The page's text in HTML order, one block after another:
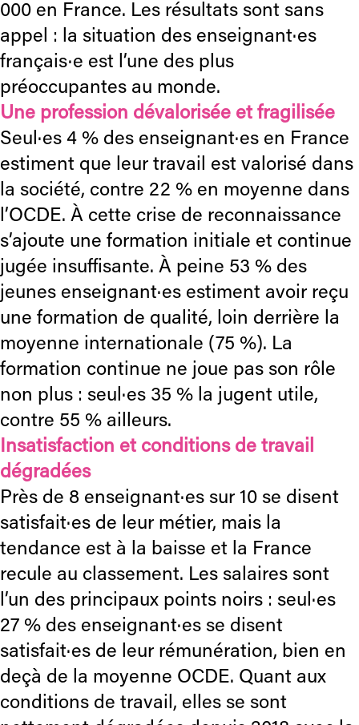
000 en France. Les résultats sont sans
appel : la situation des enseignant·es
français·e est l’une des plus
préoccupantes au monde.
Une profession dévalorisée et fragilisée
Seul·es 4 % des enseignant·es en France
estiment que leur travail est valorisé dans
la société, contre 22 % en moyenne dans
l’OCDE. À cette crise de reconnaissance
s’ajoute une formation initiale et continue
jugée insuffisante. À peine 53 % des
jeunes enseignant·es estiment avoir reçu
une formation de qualité, loin derrière la
moyenne internationale (75 %). La
formation continue ne joue pas son rôle
non plus : seul·es 35 % la jugent utile,
contre 55 % ailleurs.
Insatisfaction et conditions de travail
dégradées
Près de 8 enseignant·es sur 10 se disent
satisfait·es de leur métier, mais la
tendance est à la baisse et la France
recule au classement. Les salaires sont
l’un des principaux points noirs : seul·es
27 % des enseignant·es se disent
satisfait·es de leur rémunération, bien en
deçà de la moyenne OCDE. Quant aux
conditions de travail, elles se sont